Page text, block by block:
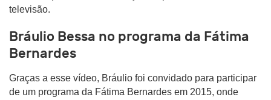
televisão.
Bráulio Bessa no programa da Fátima
Bernardes
Graças a esse vídeo, Bráulio foi convidado para participar
de um programa da Fátima Bernardes em 2015, onde